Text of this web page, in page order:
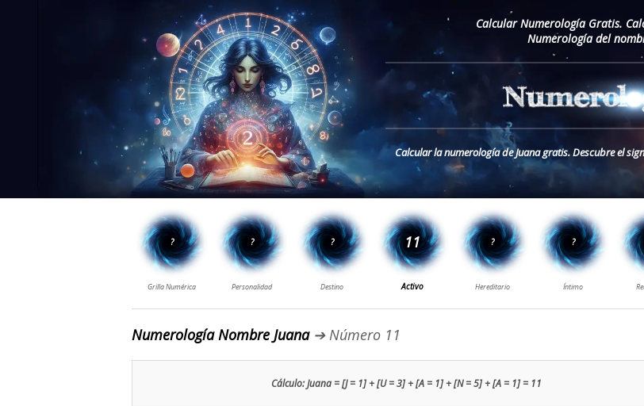
Calcular Numerología Gratis.
Numerología del
Calcular la numerología de Juana gratis. Descubre el
Numerología Nombre Juana➔ Número 11
Cálculo: Juana = [J = 1] + [U = 3] + [A = 1] + [N = 5] + [A = 1] = 11